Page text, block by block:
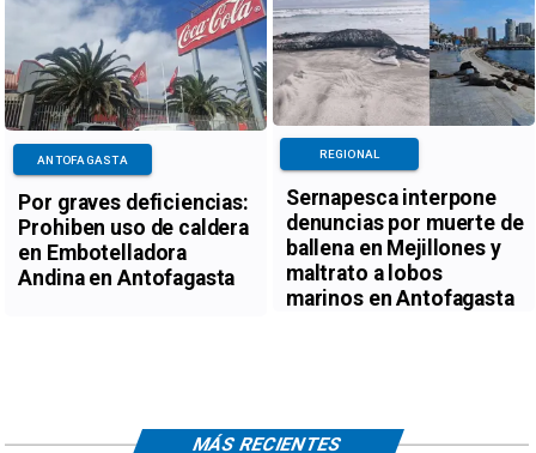
Por graves deficiencias:
Prohiben uso de caldera
en Embotelladora
Andina en Antofagasta
ANTOFAGASTA
Sernapesca interpone
denuncias por muerte de
ballena en Mejillones y
maltrato a lobos
marinos en Antofagasta
REGIONAL
MÁS RECIENTES